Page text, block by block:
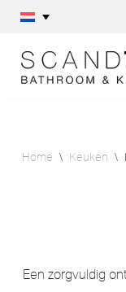
to
content
Home \ Keuken \
Een zorgvuldig